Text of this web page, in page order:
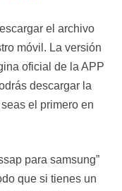
el archivo
móvil. La versión
oficial de la APP
descargar la
el primero en
para samsung”
que si tienes un